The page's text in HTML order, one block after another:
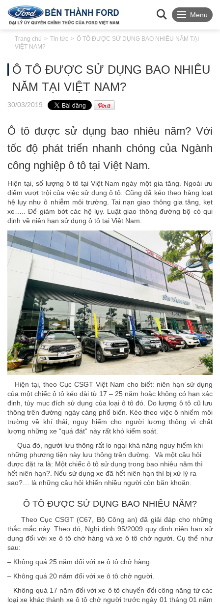
Menu
Trang chủ Tin tức
Ô TÔ ĐƯỢC SỬ DỤNG BAO NHIÊU NĂM TẠI
VIỆT NAM?
Ô TÔ ĐƯỢC SỬ DỤNG BAO NHIÊU
NĂM TẠI VIỆT NAM?
30/03/2019
Ô tô được sử dụng bao nhiêu năm? Với
tốc độ phát triển nhanh chóng của Ngành
công nghiệp ô tô tại Việt Nam.
Hiện tại, số lượng ô tô tại Việt Nam ngày một gia tăng. Ngoài ưu
điểm vượt trội của việc sử dụng ô tô. Cũng đã kéo theo hàng loạt
hệ lụy như ô nhiễm môi trường. Tai nạn giao thông gia tăng, kẹt
xe….. Để giảm bớt các hệ lụy. Luật giao thông đường bộ có qui
định về niên hạn sử dụng ô tô tại Việt Nam.
Hiện tại, theo Cục CSGT Việt Nam cho biết: niên hạn sử dụng
của một chiếc ô tô kéo dài từ 17 – 25 năm hoặc không có hạn xác
đinh, tùy mục đích sử dụng của loại ô tô đó. Do lượng ô tô cũ lưu
thông trên đường ngày càng phổ biến. Kéo theo việc ô nhiểm môi
trường về khí thải, nguy hiểm cho người lương thông vì chất
lượng những xe “quá đát” này rất khó kiểm soát.
Qua đó, người lưu thông rất lo ngại khả năng nguy hiểm khi
những phương tiện này lưu thông trên đường. Và một câu hỏi
được đặt ra là: Một chiếc ô tô sử dụng trong bao nhiêu năm thì
hết niên hạn?. Nếu sử dụng xe đã hết niên hạn thì bị xử lý ra
sao?… là những câu hỏi khiến nhiều người còn băn khoăn.
Ô TÔ ĐƯỢC SỬ DỤNG BAO NHIÊU NĂM?
Theo Cục CSGT (C67, Bộ Công an) đã giải đáp cho những
thắc mắc này. Theo đó, Nghị định 95/2009 quy định niên hạn sử
dụng đối với xe ô tô chở hàng và xe ô tô chở người. Cụ thể như
sau:
– Không quá 25 năm đối với xe ô tô chở hàng.
– Không quá 20 năm đối với xe ô tô chở người.
– Không quá 17 năm đối với xe ô tô chuyển đổi công năng từ các
loại xe khác thành xe ô tô chở người trước ngày 01 tháng 01 năm